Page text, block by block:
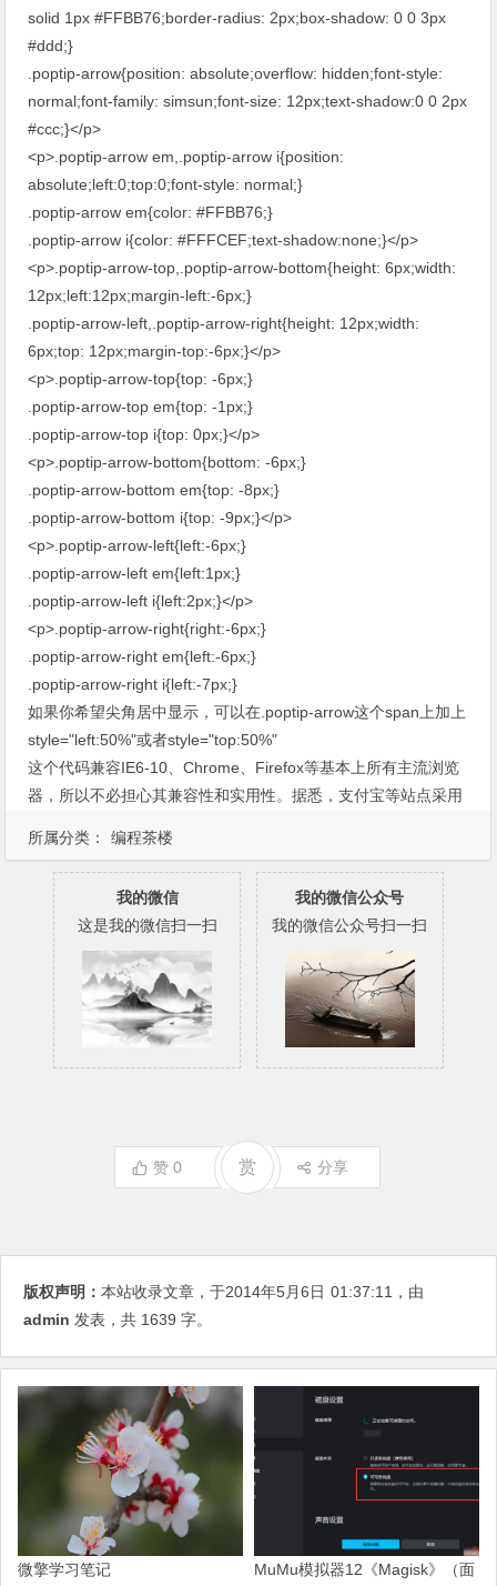
所属分类： 编程茶楼
solid 1px #FFBB76;border-radius: 2px;box-shadow: 0 0 3px
#ddd;}
.poptip-arrow{position: absolute;overflow: hidden;font-style:
normal;font-family: simsun;font-size: 12px;text-shadow:0 0 2px
#ccc;}</p>
<p>.poptip-arrow em,.poptip-arrow i{position:
absolute;left:0;top:0;font-style: normal;}
.poptip-arrow em{color: #FFBB76;}
.poptip-arrow i{color: #FFFCEF;text-shadow:none;}</p>
<p>.poptip-arrow-top,.poptip-arrow-bottom{height: 6px;width:
12px;left:12px;margin-left:-6px;}
.poptip-arrow-left,.poptip-arrow-right{height: 12px;width:
6px;top: 12px;margin-top:-6px;}</p>
<p>.poptip-arrow-top{top: -6px;}
.poptip-arrow-top em{top: -1px;}
.poptip-arrow-top i{top: 0px;}</p>
<p>.poptip-arrow-bottom{bottom: -6px;}
.poptip-arrow-bottom em{top: -8px;}
.poptip-arrow-bottom i{top: -9px;}</p>
<p>.poptip-arrow-left{left:-6px;}
.poptip-arrow-left em{left:1px;}
.poptip-arrow-left i{left:2px;}</p>
<p>.poptip-arrow-right{right:-6px;}
.poptip-arrow-right em{left:-6px;}
.poptip-arrow-right i{left:-7px;}
如果你希望尖角居中显示，可以在.poptip-arrow这个span上加上
style="left:50%"或者style="top:50%"
这个代码兼容IE6-10、Chrome、Firefox等基本上所有主流浏览
器，所以不必担心其兼容性和实用性。据悉，支付宝等站点采用
我的微信
这是我的微信扫一扫
我的微信公众号
我的微信公众号扫一扫
赞 0 赏 分享
版权声明： 本站收录文章，于2014年5月6日 01:37:11 ，由
admin 发表，共 1639 字。
微擎学习笔记 MuMu模拟器12《Magisk》（面